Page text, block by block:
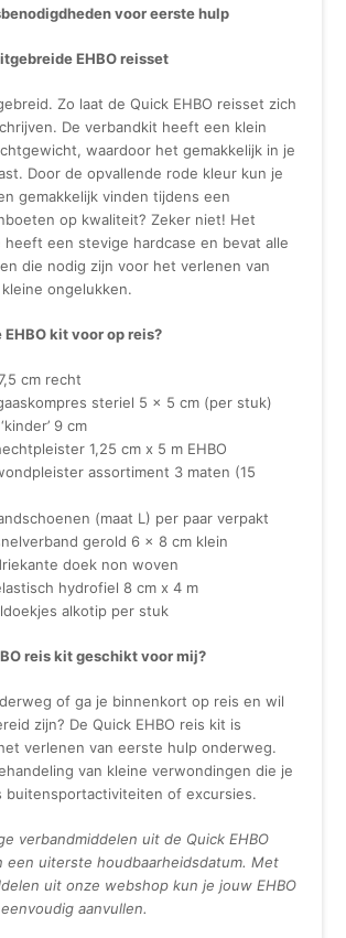
voor eerste hulp
EHBO reisset
Zo laat de Quick EHBO reisset zich
De verbandkit heeft een klein
waardoor het gemakkelijk in je
Door de opvallende rode kleur kun je
gemakkelijk vinden tijdens een
op kwaliteit? Zeker niet! Het
heeft een stevige hardcase en bevat alle
die nodig zijn voor het verlenen van
ongelukken.
EHBO kit voor op reis?
cm recht
steriel 5 x 5 cm (per stuk)
9 cm
1,25 cm x 5 m EHBO
assortiment 3 maten (15
(maat L) per paar verpakt
gerold 6 x 8 cm klein
doek non woven
hydrofiel 8 cm x 4 m
alkotip per stuk
reis kit geschikt voor mij?
of ga je binnenkort op reis en wil
zijn? De Quick EHBO reis kit is
verlenen van eerste hulp onderweg.
van kleine verwondingen die je
buitensportactiviteiten of excursies.
verbandmiddelen uit de Quick EHBO
een uiterste houdbaarheidsdatum. Met
uit onze webshop kun je jouw EHBO
aanvullen.